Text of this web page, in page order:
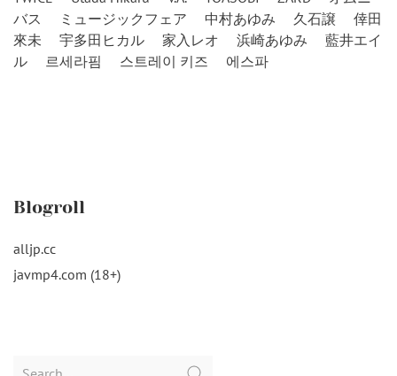
バス
ミュージックフェア 中村あゆみ 久石譲
倖田
來未
宇多田ヒカル 家入レオ 浜崎あゆみ
藍井エイ
ル
르세라핌 스트레이 키즈 에스파
Blogroll
alljp.cc
javmp4.com (18+)
Search